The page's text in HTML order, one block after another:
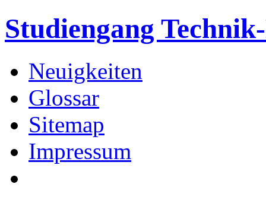
Studiengang
Neuigkeiten
Glossar
Sitemap
Impressum